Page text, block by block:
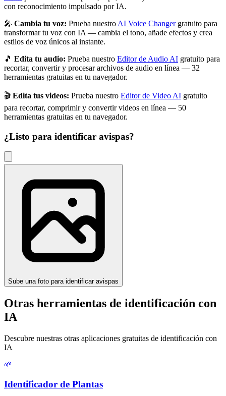
con reconocimiento impulsado por IA.
🎤 Cambia tu voz: Prueba nuestro AI Voice Changer gratuito para
transformar tu voz con IA — cambia el tono, añade efectos y crea
estilos de voz únicos al instante.
🎵 Edita tu audio: Prueba nuestro Editor de Audio AI gratuito para
recortar, convertir y procesar archivos de audio en línea — 32
herramientas gratuitas en tu navegador.
🎬 Edita tus videos: Prueba nuestro Editor de Video AI gratuito
para recortar, comprimir y convertir videos en línea — 50
herramientas gratuitas en tu navegador.
¿Listo para identificar avispas?
Sube una foto para identificar avispas
Otras herramientas de identificación con
IA
Descubre nuestras otras aplicaciones gratuitas de identificación con
IA
🌱
Identificador de Plantas